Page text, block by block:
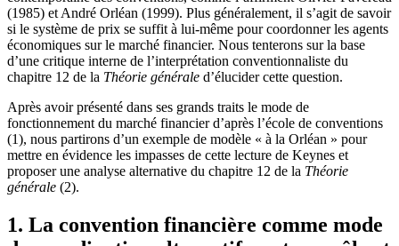
(1985) et André Orléan (1999). Plus généralement, il s’agit de savoir
si le système de prix se suffit à lui-même pour coordonner les agents
économiques sur le marché financier. Nous tenterons sur la base
d’une critique interne de l’interprétation conventionnaliste du
chapitre 12 de la Théorie générale d’élucider cette question.
Après avoir présenté dans ses grands traits le mode de
fonctionnement du marché financier d’après l’école de conventions
(1), nous partirons d’un exemple de modèle « à la Orléan » pour
mettre en évidence les impasses de cette lecture de Keynes et
proposer une analyse alternative du chapitre 12 de la Théorie
générale (2).
1. La convention financière comme mode